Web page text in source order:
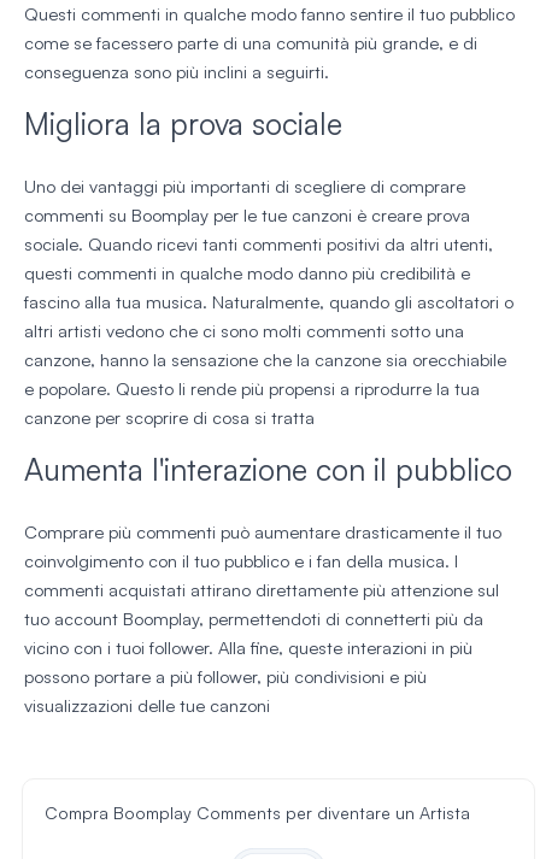
Questi commenti in qualche modo fanno sentire il tuo pubblico
come se facessero parte di una comunità più grande, e di
conseguenza sono più inclini a seguirti.
Migliora la prova sociale
Uno dei vantaggi più importanti di scegliere di comprare
commenti su Boomplay per le tue canzoni è creare prova
sociale. Quando ricevi tanti commenti positivi da altri utenti,
questi commenti in qualche modo danno più credibilità e
fascino alla tua musica. Naturalmente, quando gli ascoltatori o
altri artisti vedono che ci sono molti commenti sotto una
canzone, hanno la sensazione che la canzone sia orecchiabile
e popolare. Questo li rende più propensi a riprodurre la tua
canzone per scoprire di cosa si tratta
Aumenta l'interazione con il pubblico
Comprare più commenti può aumentare drasticamente il tuo
coinvolgimento con il tuo pubblico e i fan della musica. I
commenti acquistati attirano direttamente più attenzione sul
tuo account Boomplay, permettendoti di connetterti più da
vicino con i tuoi follower. Alla fine, queste interazioni in più
possono portare a più follower, più condivisioni e più
visualizzazioni delle tue canzoni
Compra Boomplay Comments per diventare un Artista